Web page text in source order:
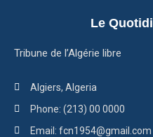
Le
Tribune de l’Algérie libre
Algiers, Algeria
Phone: (213) 00 0000
Email: fcn1954@gmail.com